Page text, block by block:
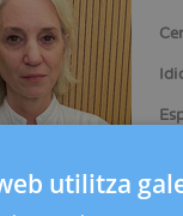
utilitza